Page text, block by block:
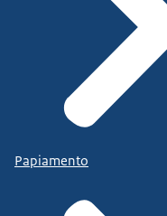
Papiamento